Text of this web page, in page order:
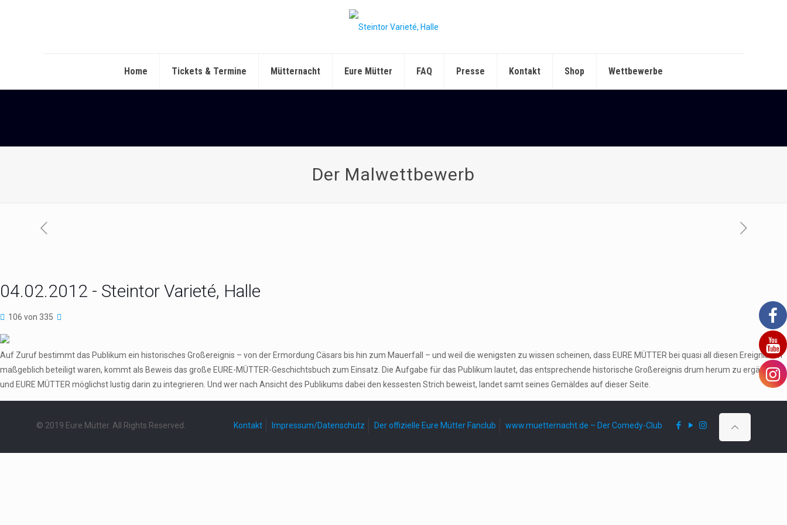
Home Tickets & Termine Mütternacht Eure Mütter FAQ Presse Kontakt Shop Wettbewerbe
Der Malwettbewerb
04.02.2012 - Steintor Varieté, Halle
106 von 335
Auf Zuruf bestimmt das Publikum ein historisches Großereignis – von der Ermordung Cäsars bis hin zum Mauerfall – und weil die wenigsten zu wissen scheinen, dass EURE MÜTTER bei quasi all diesen Ereignissen
maßgeblich beteiligt waren, kommt als Beweis das große EURE-MÜTTER-Geschichtsbuch zum Einsatz. Die Aufgabe für das Publikum lautet, das entsprechende historische Großereignis drum herum zu ergänzen
und EURE MÜTTER möglichst lustig darin zu integrieren. Und wer nach Ansicht des Publikums dabei den kessesten Strich beweist, landet samt seines Gemäldes auf dieser Seite.
© 2019 Eure Mütter. All Rights Reserved. Kontakt Impressum/Datenschutz Der offizielle Eure Mütter Fanclub www.muetternacht.de – Der Comedy-Club